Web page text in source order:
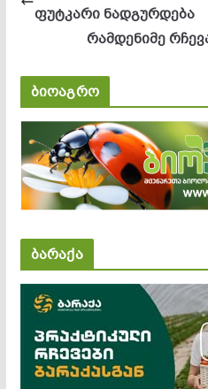
ფუტკარი ნადგურდება
რამდენიმე
ბიოაგრო
ბარაქა